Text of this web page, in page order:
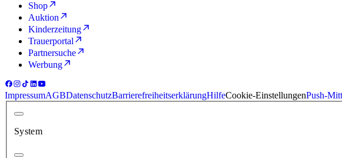
Shop
Auktion
Kinderzeitung
Trauerportal
Partnersuche
Werbung
ImpressumAGBDatenschutzBarrierefreiheitserklärungHilfeCookie-EinstellungenPush-
System